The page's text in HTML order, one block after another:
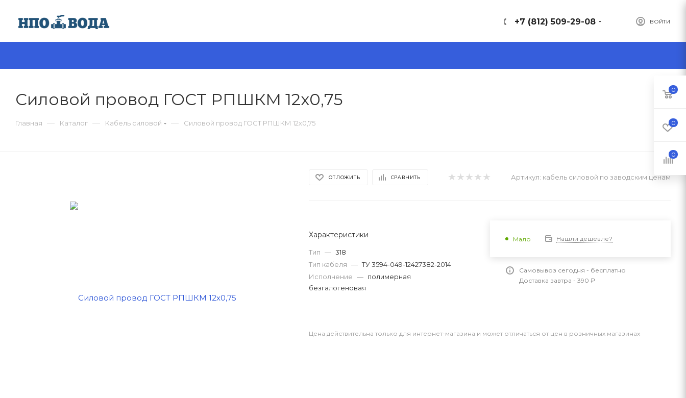
ВОЙТИ
+7 (812) 509-29-08
Силовой провод ГОСТ РПШКМ 12х0,75
Главная — Каталог — Кабель силовой — Силовой провод ГОСТ РПШКМ 12х0,75
ОТЛОЖИТЬ СРАВНИТЬ Артикул: кабель силовой по заводским ценам
Характеристики
Тип — 318
Тип кабеля — ТУ 3594-049-12427382-2014
Исполнение — полимерная
безгалогеновая
Мало Нашли дешевле?
Самовывоз сегодня - бесплатно
Доставка завтра - 390 ₽
Цена действительна только для интернет-магазина и может отличаться от цен в розничных магазинах
0
0
0